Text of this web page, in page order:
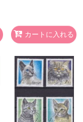
カートに入れる